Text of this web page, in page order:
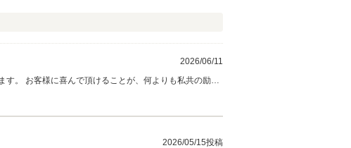
2026/06/11
。 お客様に喜んで頂けることが、何よりも私共の励み
2026/05/15投稿